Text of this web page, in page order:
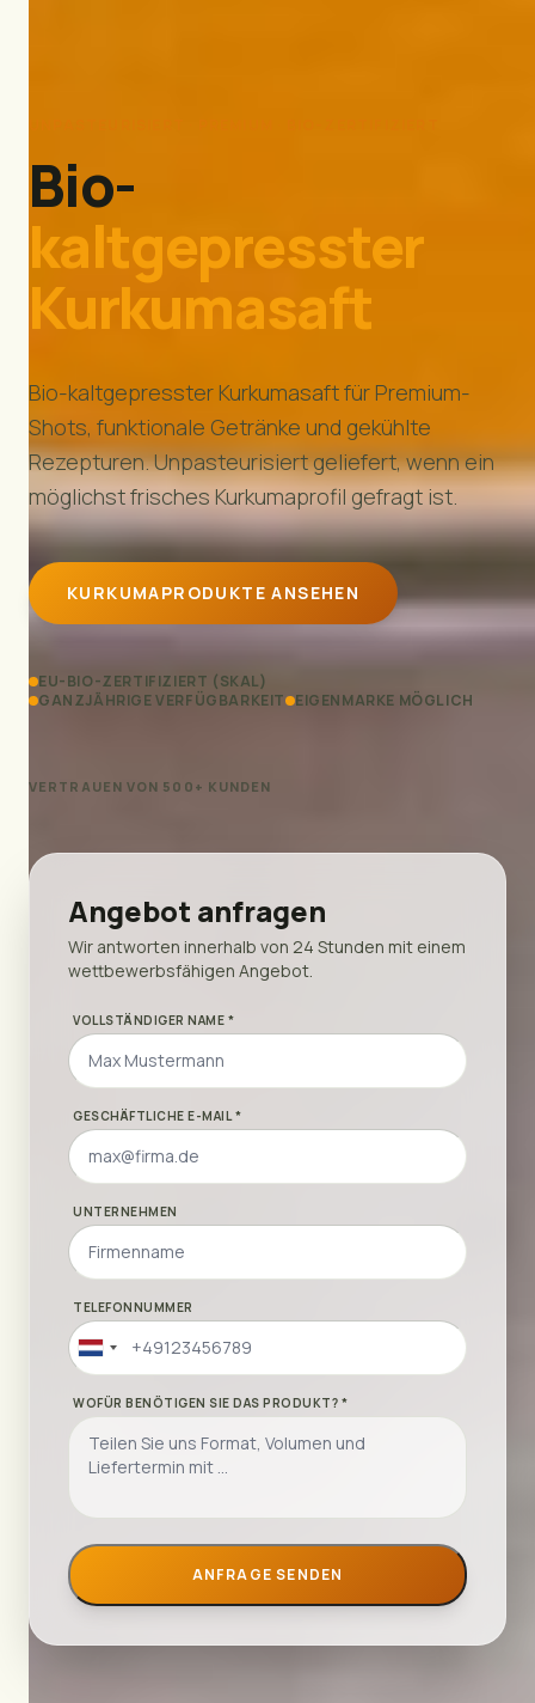
Bio-
kaltgepresster
Kurkumasaft
Bio-kaltgepresster Kurkumasaft für Premium-
Shots, funktionale Getränke und gekühlte
Rezepturen. Unpasteurisiert geliefert, wenn ein
möglichst frisches Kurkumaprofil gefragt ist.
KURKUMAPRODUKTE ANSEHEN
EU-BIO-ZERTIFIZIERT (SKAL)
GANZJÄHRIGE VERFÜGBARKEIT
EIGENMARKE MÖGLICH
VERTRAUEN VON 500+ KUNDEN
Angebot anfragen
Wir antworten innerhalb von 24 Stunden mit einem
wettbewerbsfähigen Angebot.
VOLLSTÄNDIGER NAME *
GESCHÄFTLICHE E-MAIL *
UNTERNEHMEN
TELEFONNUMMER
Netherlands
+31
WOFÜR BENÖTIGEN SIE DAS PRODUKT? *
ANFRAGE SENDEN